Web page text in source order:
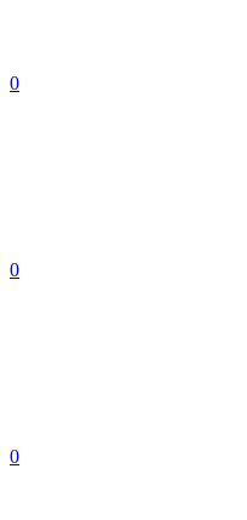
0
0
0